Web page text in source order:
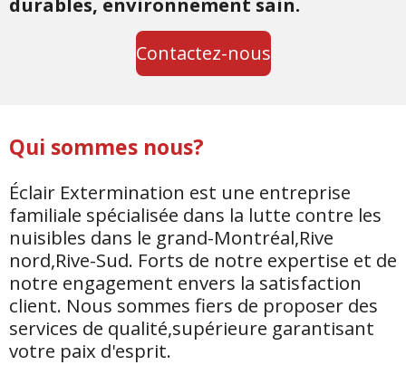
Contactez-nous
Qui sommes nous?
Éclair Extermination est une entreprise
familiale spécialisée dans la lutte contre les
nuisibles dans le grand-Montréal,Rive
nord,Rive-Sud. Forts de notre expertise et de
notre engagement envers la satisfaction
client. Nous sommes fiers de proposer des
services de qualité,supérieure garantisant
votre paix d'esprit.